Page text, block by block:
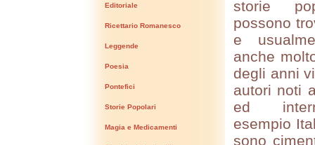
Editoriale
Ricettario Romanesco
Leggende
Poesia
Pontefici
Storie Popolari
Magia e Medicamenti
storie
possono
e
anche
degli anni
autori noti
ed
esempio
sono